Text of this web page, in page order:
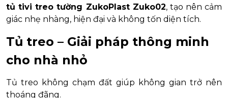
tủ tivi treo tường ZukoPlast Zuko02, tạo nên cảm
giác nhẹ nhàng, hiện đại và không tốn diện tích.
Tủ treo – Giải pháp thông minh
cho nhà nhỏ
Tủ treo không chạm đất giúp không gian trở nên
thoáng đãng.